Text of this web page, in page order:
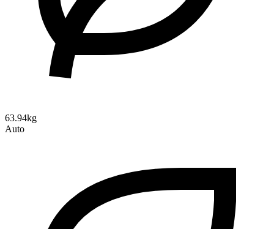
63.94kg
Auto